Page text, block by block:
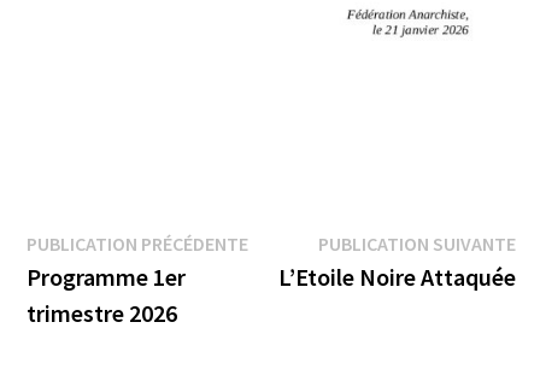
Navigation
de
l’article
PUBLICATION PRÉCÉDENTEPublication
précédente :
Programme 1er
trimestre 2026
PUBLICATION SUIVANTE
L’Etoile Noire Attaquée